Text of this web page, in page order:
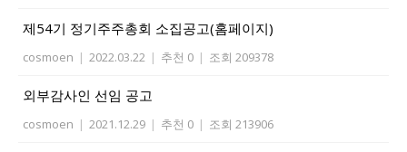
제54기 정기주주총회 소집공고(홈페이지)
cosmoen | 2022.03.22 | 추천 0 | 조회 209378
외부감사인 선임 공고
cosmoen | 2021.12.29 | 추천 0 | 조회 213906